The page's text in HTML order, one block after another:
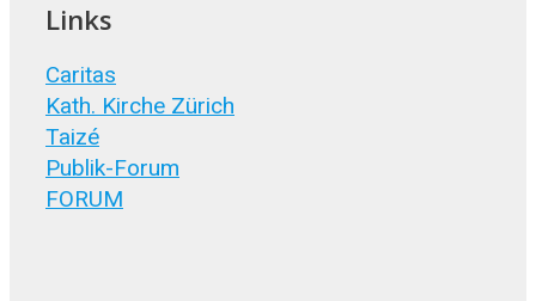
Links
Caritas
Kath. Kirche Zürich
Taizé
Publik-Forum
FORUM